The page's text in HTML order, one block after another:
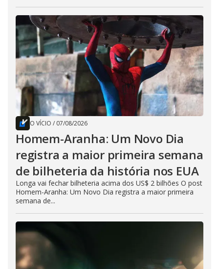
O VÍCIO / 07/08/2026
Homem-Aranha: Um Novo Dia
registra a maior primeira semana
de bilheteria da história nos EUA
Longa vai fechar bilheteria acima dos US$ 2 bilhões O post
Homem-Aranha: Um Novo Dia registra a maior primeira
semana de...